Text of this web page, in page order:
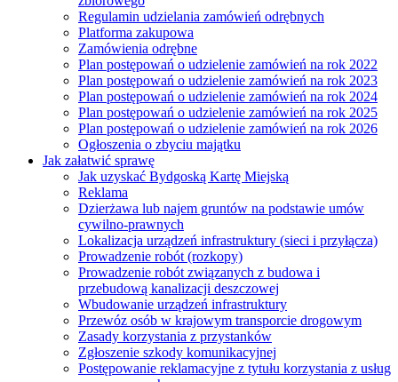
Regulamin udzielania zamówień odrębnych
Platforma zakupowa
Zamówienia odrębne
Plan postępowań o udzielenie zamówień na rok 2022
Plan postępowań o udzielenie zamówień na rok 2023
Plan postępowań o udzielenie zamówień na rok 2024
Plan postępowań o udzielenie zamówień na rok 2025
Plan postępowań o udzielenie zamówień na rok 2026
Ogłoszenia o zbyciu majątku
Jak załatwić sprawę
Jak uzyskać Bydgoską Kartę Miejską
Reklama
Dzierżawa lub najem gruntów na podstawie umów
cywilno-prawnych
Lokalizacja urządzeń infrastruktury (sieci i przyłącza)
Prowadzenie robót (rozkopy)
Prowadzenie robót związanych z budowa i
przebudową kanalizacji deszczowej
Wbudowanie urządzeń infrastruktury
Przewóz osób w krajowym transporcie drogowym
Zasady korzystania z przystanków
Zgłoszenie szkody komunikacyjnej
Postępowanie reklamacyjne z tytułu korzystania z usług